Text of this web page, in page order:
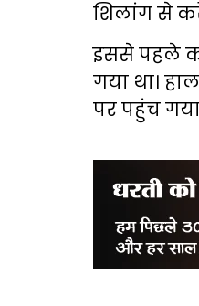
शिलांग से करें
इससे पहले
गया था।
पर पहुंच गया